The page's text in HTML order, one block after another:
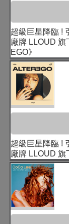
超級巨星降臨 !
廠牌 LLOUD 旗
EGO》
超級巨星降臨 !
廠牌 LLOUD 旗